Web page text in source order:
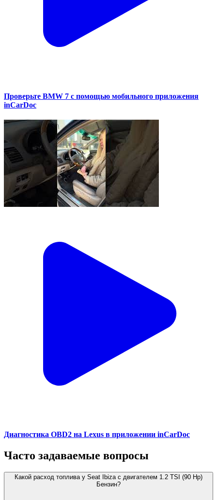
Проверьте BMW 7 с помощью мобильного приложения
inCarDoc
Диагностика OBD2 на Lexus в приложении inCarDoc
Часто задаваемые вопросы
Какой расход топлива у Seat Ibiza с двигателем 1.2 TSI (90 Hp)
Бензин?